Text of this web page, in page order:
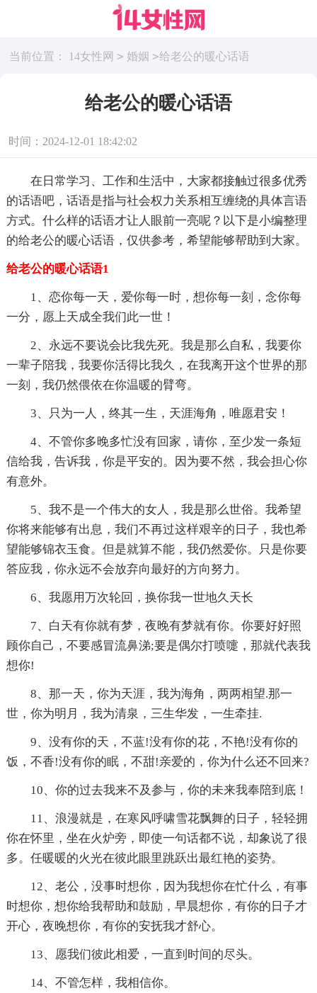
当前位置： 14女性网 > 婚姻 >给老公的暖心话语
给老公的暖心话语
时间：2024-12-01 18:42:02
在日常学习、工作和生活中，大家都接触过很多优秀
的话语吧，话语是指与社会权力关系相互缠绕的具体言语
方式。什么样的话语才让人眼前一亮呢？以下是小编整理
的给老公的暖心话语，仅供参考，希望能够帮助到大家。
给老公的暖心话语1
1、恋你每一天，爱你每一时，想你每一刻，念你每
一分，愿上天成全我们此一世！
2、永远不要说会比我先死。我是那么自私，我要你
一辈子陪我，我要你活得比我久，在我离开这个世界的那
一刻，我仍然偎依在你温暖的臂弯。
3、只为一人，终其一生，天涯海角，唯愿君安！
4、不管你多晚多忙没有回家，请你，至少发一条短
信给我，告诉我，你是平安的。因为要不然，我会担心你
有意外。
5、我不是一个伟大的女人，我是那么世俗。我希望
你将来能够有出息，我们不再过这样艰辛的日子，我也希
望能够锦衣玉食。但是就算不能，我仍然爱你。只是你要
答应我，你永远不会放弃向最好的方向努力。
6、我愿用万次轮回，换你我一世地久天长
7、白天有你就有梦，夜晚有梦就有你。你要好好照
顾你自己，不要感冒流鼻涕;要是偶尔打喷嚏，那就代表我
想你!
8、那一天，你为天涯，我为海角，两两相望.那一
世，你为明月，我为清泉，三生华发，一生牵挂.
9、没有你的天，不蓝!没有你的花，不艳!没有你的
饭，不香!没有你的眠，不甜!亲爱的，你为什么还不回来?
10、你的过去我来不及参与，你的未来我奉陪到底！
11、浪漫就是，在寒风呼啸雪花飘舞的日子，轻轻拥
你在怀里，坐在火炉旁，即使一句话都不说，却象说了很
多。任暖暖的火光在彼此眼里跳跃出最红艳的姿势。
12、老公，没事时想你，因为我想你在忙什么，有事
时想你，想你给我帮助和鼓励，早晨想你，有你的日子才
开心，夜晚想你，有你的安抚我才舒心。
13、愿我们彼此相爱，一直到时间的尽头。
14、不管怎样，我相信你。